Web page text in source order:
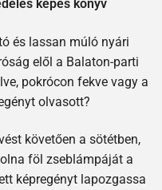
képes könyv
és lassan múló nyári
elől a Balaton-­parti
pokrócon fekve vagy a
olvasott?
követően a sötétben,
föl zseblámpáját a
képregényt lapozgassa